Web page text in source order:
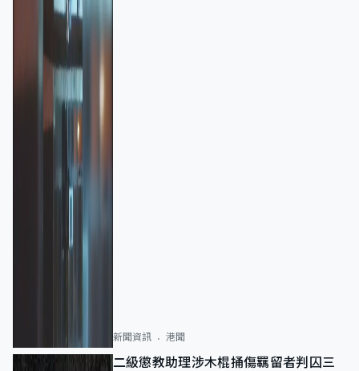
新聞資訊 港聞
二級懲教助理涉木棍捅傷羈留者判囚三